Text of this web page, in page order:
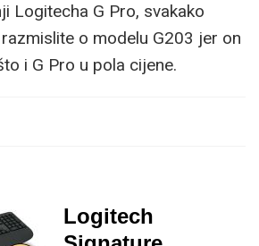
Logitecha G Pro, svakako
o modelu G203 jer on
i G Pro u pola cijene.
Logitech